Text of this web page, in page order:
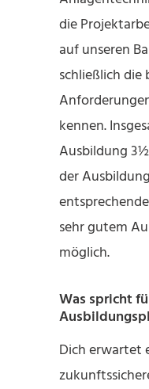
die
auf unseren
schließlich die
kennen.
Ausbildung
der
sehr gutem
möglich.
Was spricht
Dich erwartet